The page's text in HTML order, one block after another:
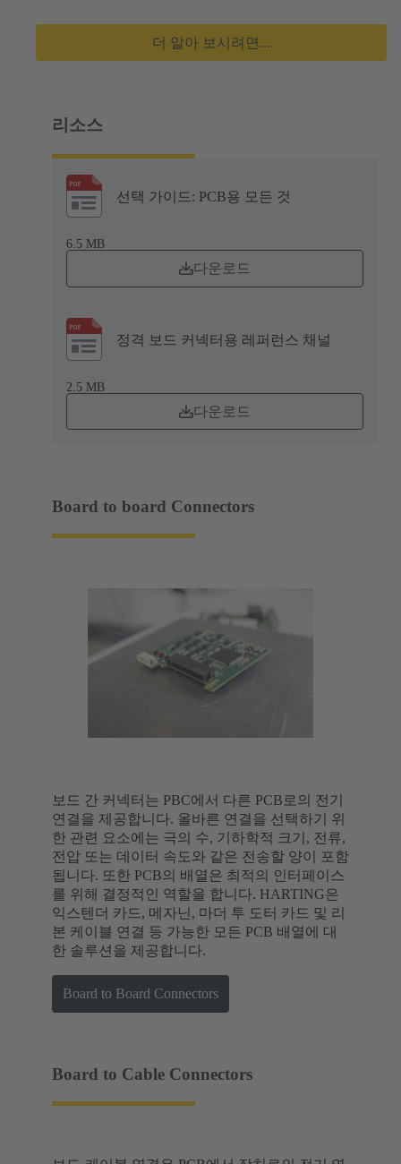
더 알아 보시려면...
리소스
선택 가이드: PCB용 모든 것
6.5 MB
다운로드
정격 보드 커넥터용 레퍼런스 채널
2.5 MB
다운로드
Board to board Connectors
보드 간 커넥터는 PBC에서 다른 PCB로의 전기
연결을 제공합니다. 올바른 연결을 선택하기 위
한 관련 요소에는 극의 수, 기하학적 크기, 전류,
전압 또는 데이터 속도와 같은 전송할 양이 포함
됩니다. 또한 PCB의 배열은 최적의 인터페이스
를 위해 결정적인 역할을 합니다. HARTING은
익스텐더 카드, 메자닌, 마더 투 도터 카드 및 리
본 케이블 연결 등 가능한 모든 PCB 배열에 대
한 솔루션을 제공합니다.
Board to Board Connectors
Board to Cable Connectors